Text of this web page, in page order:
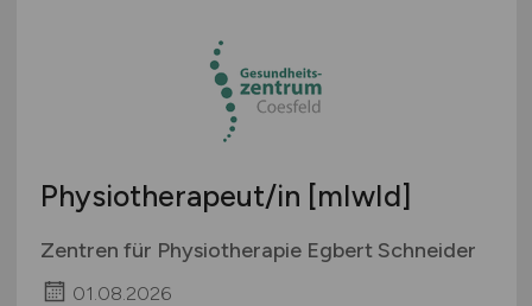
Physiotherapeut/in [mIwId]
Zentren für Physiotherapie Egbert Schneider
01.08.2026